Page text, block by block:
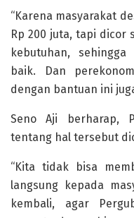
“Karena masyarakat
Rp 200 juta, tapi dicor
kebutuhan,
baik. Dan
dengan bantuan ini
Seno Aji berharap,
tentang hal tersebut
“Kita tidak bisa
langsung kepada
kembali, agar